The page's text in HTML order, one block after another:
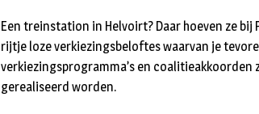
Een treinstation in Helvoirt? Daar hoeven ze
rijtje loze verkiezingsbeloftes waarvan je
verkiezingsprogramma’s en
gerealiseerd worden.